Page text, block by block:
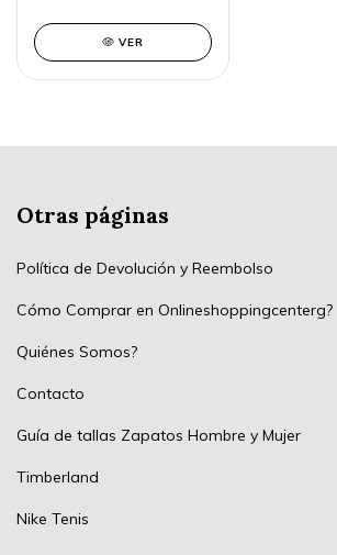
VER
Otras páginas
Política de Devolución y Reembolso
Cómo Comprar en Onlineshoppingcenterg?
Quiénes Somos?
Contacto
Guía de tallas Zapatos Hombre y Mujer
Timberland
Nike Tenis